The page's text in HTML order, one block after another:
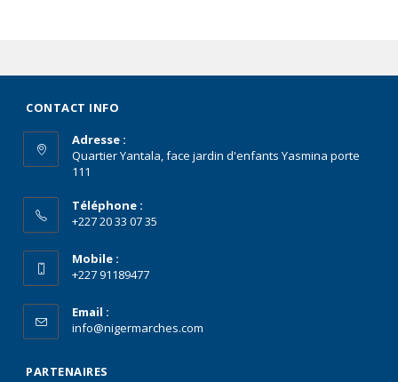
CONTACT INFO
Adresse :
Quartier Yantala, face jardin d'enfants Yasmina porte
111
Téléphone :
+227 20 33 07 35
Mobile :
+227 91189477
Email :
info@nigermarches.com
PARTENAIRES